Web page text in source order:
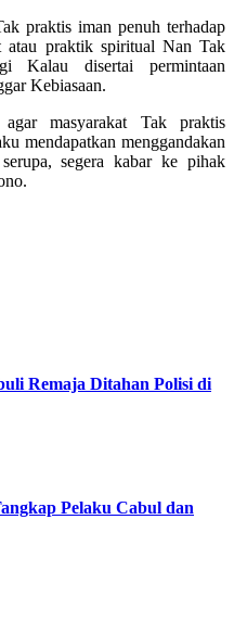
praktis iman penuh terhadap
atau praktik spiritual Nan Tak
Kalau disertai permintaan
Kebiasaan.
masyarakat Tak praktis
mendapatkan menggandakan
segera kabar ke pihak
Remaja Ditahan Polisi di
Pelaku Cabul dan